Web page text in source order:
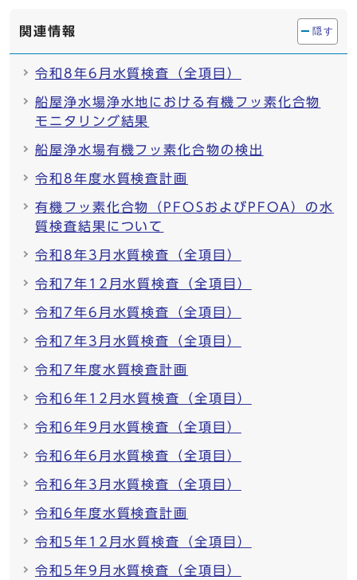
関連情報 隠す
令和8年6月水質検査（全項目）
船屋浄水場浄水地における有機フッ素化合物
モニタリング結果
船屋浄水場有機フッ素化合物の検出
令和8年度水質検査計画
有機フッ素化合物（PFOSおよびPFOA）の水
質検査結果について
令和8年3月水質検査（全項目）
令和7年12月水質検査（全項目）
令和7年6月水質検査（全項目）
令和7年3月水質検査（全項目）
令和7年度水質検査計画
令和6年12月水質検査（全項目）
令和6年9月水質検査（全項目）
令和6年6月水質検査（全項目）
令和6年3月水質検査（全項目）
令和6年度水質検査計画
令和5年12月水質検査（全項目）
令和5年9月水質検査（全項目）